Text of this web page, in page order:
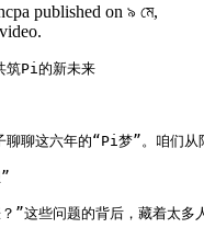
published on ৯ মে,
筑Pi的新未来
聊聊这六年的“Pi梦”。咱们
”这些问题的背后，藏着太